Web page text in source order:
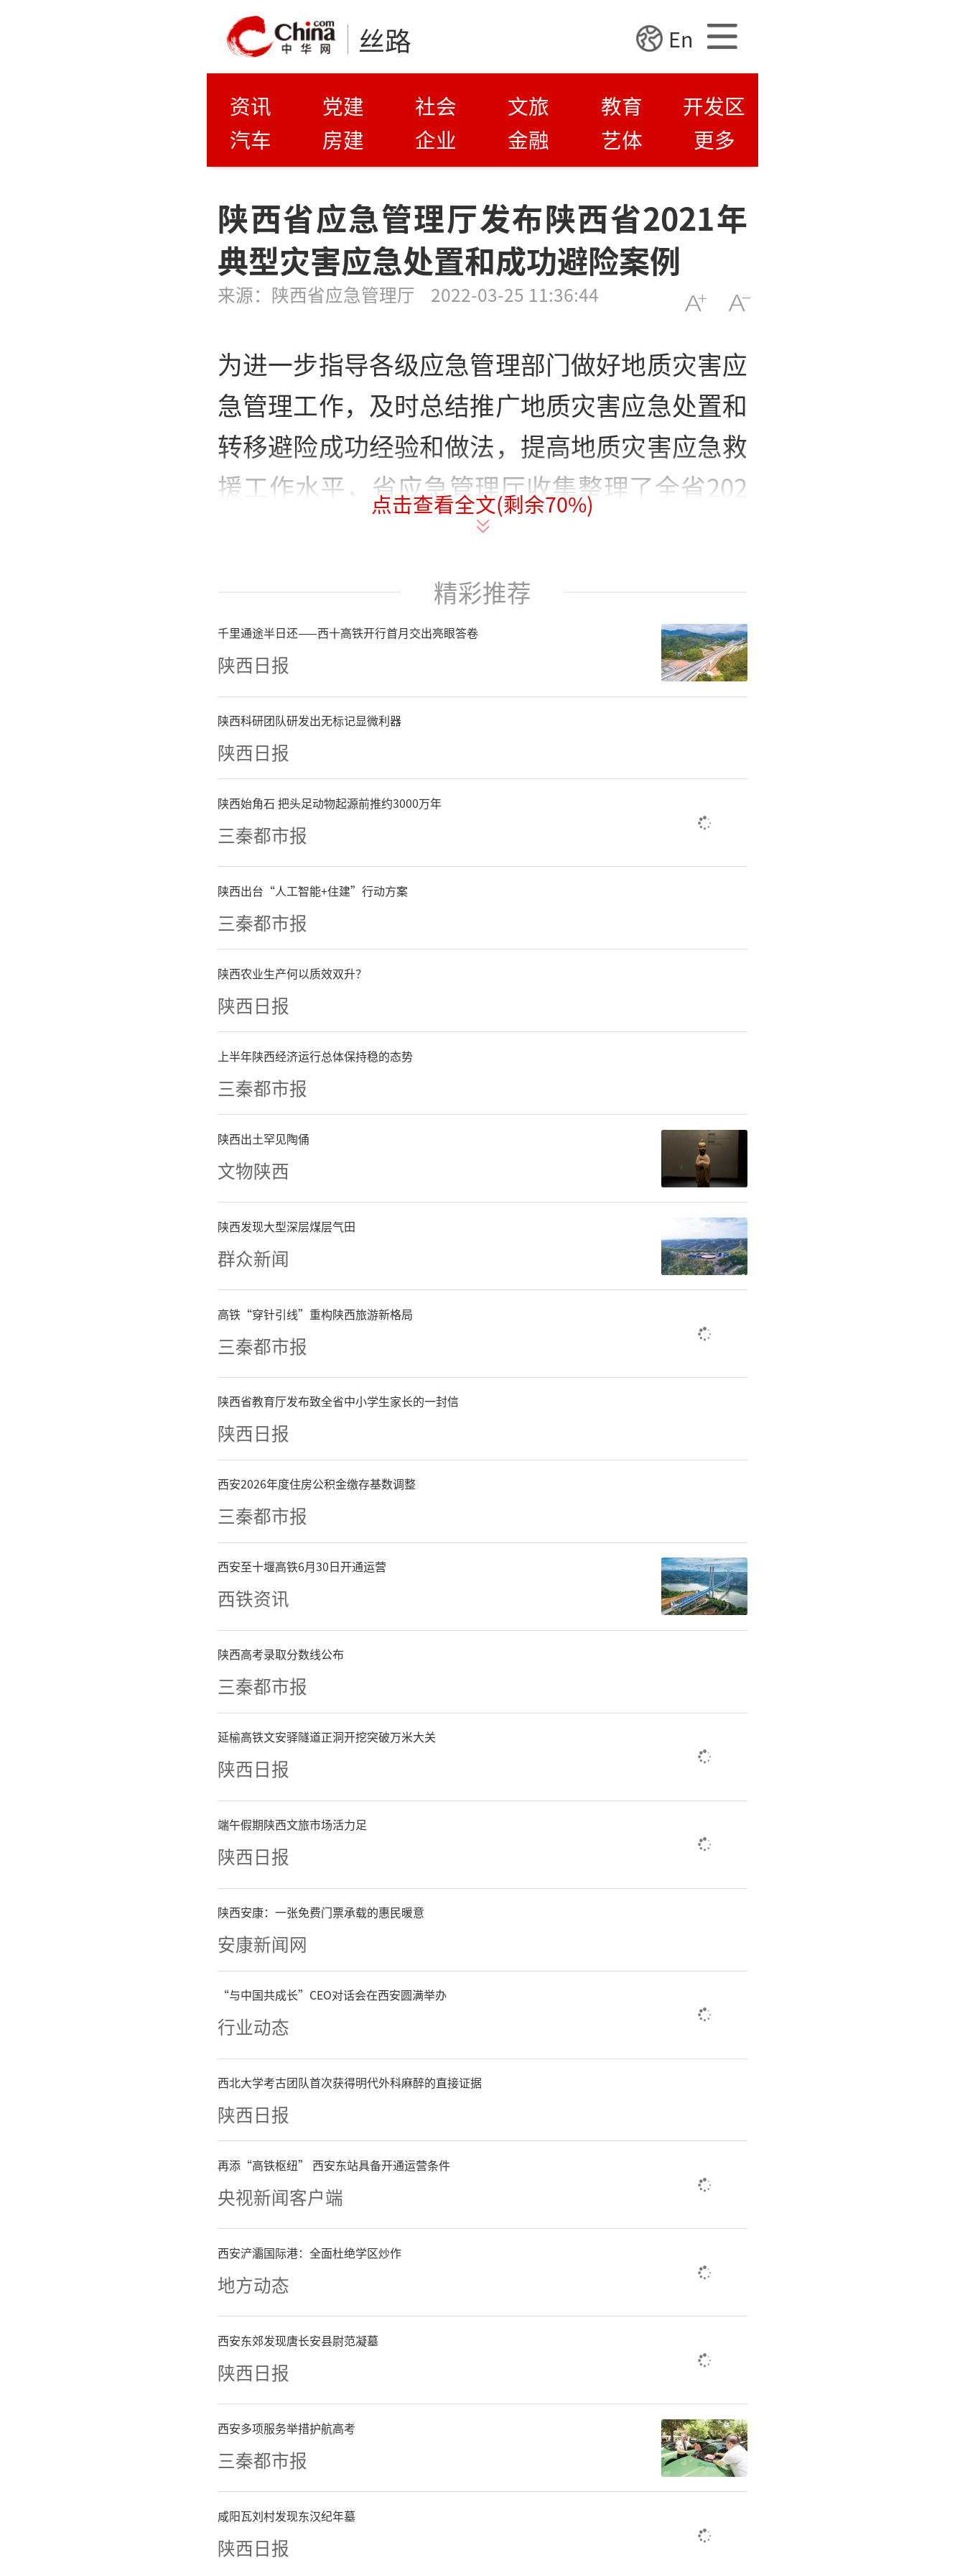
丝路 En
资讯 党建 社会 文旅 教育
开发区
汽车
房建 企业 金融 艺体 更多
陕西省应急管理厅发布陕西省2021年
典型灾害应急处置和成功避险案例
来源： 陕西省应急管理厅 2022-03-25 11:36:44
为进一步指导各级应急管理部门做好地质灾害应
急管理工作，及时总结推广地质灾害应急处置和
转移避险成功经验和做法，提高地质灾害应急救
援工作水平，省应急管理厅收集整理了全省202
1年典型灾害应急处置和成功避险案例，围绕地
总结提炼出地质灾害应急救援和成功避险工作实
践中的经验和做法，形成《陕西省2021年典型
灾害应急处置和成功避险案例》。
省应急管理厅要求各市结合本地实际，认真抓好
贯彻落实，汲取好的经验和做法，掌握科学高效
救援手段，有效提升地质灾害应急处置能力，切
实做好2022年全省地质灾害应急救援准备工
作。
来源：陕西省应急管理厅
点击查看全文(剩余70%)
精彩推荐
千里通途半日还——西十高铁开行首月交出亮眼答卷
陕西日报
陕西科研团队研发出无标记显微利器
陕西日报
陕西始角石 把头足动物起源前推约3000万年
三秦都市报
陕西出台“人工智能+住建”行动方案
三秦都市报
陕西农业生产何以质效双升？
陕西日报
上半年陕西经济运行总体保持稳的态势
三秦都市报
陕西出土罕见陶俑
文物陕西
陕西发现大型深层煤层气田
群众新闻
高铁“穿针引线”重构陕西旅游新格局
三秦都市报
陕西省教育厅发布致全省中小学生家长的一封信
陕西日报
西安2026年度住房公积金缴存基数调整
三秦都市报
西安至十堰高铁6月30日开通运营
西铁资讯
陕西高考录取分数线公布
三秦都市报
延榆高铁文安驿隧道正洞开挖突破万米大关
陕西日报
端午假期陕西文旅市场活力足
陕西日报
陕西安康：一张免费门票承载的惠民暖意
安康新闻网
“与中国共成长”CEO对话会在西安圆满举办
行业动态
西北大学考古团队首次获得明代外科麻醉的直接证据
陕西日报
再添“高铁枢纽” 西安东站具备开通运营条件
央视新闻客户端
西安浐灞国际港：全面杜绝学区炒作
地方动态
西安东郊发现唐长安县尉范凝墓
陕西日报
西安多项服务举措护航高考
三秦都市报
咸阳瓦刘村发现东汉纪年墓
陕西日报